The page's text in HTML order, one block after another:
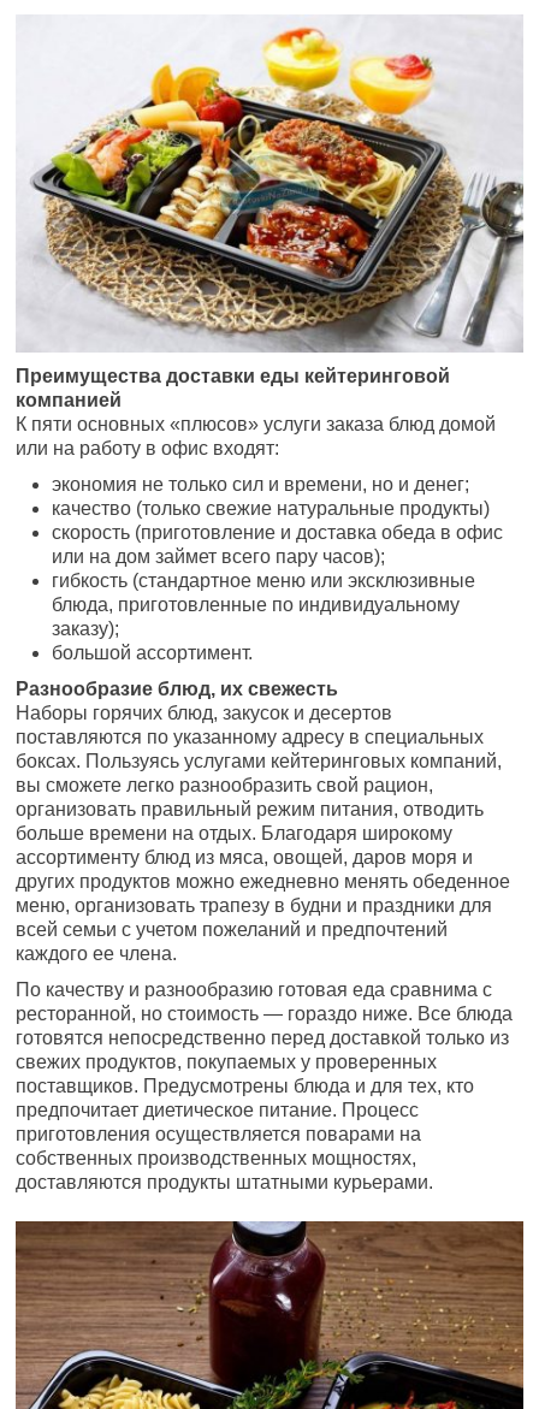
Преимущества доставки еды кейтеринговой
компанией
К пяти основных «плюсов» услуги заказа блюд домой
или на работу в офис входят:
экономия не только сил и времени, но и денег;
качество (только свежие натуральные продукты)
скорость (приготовление и доставка обеда в офис
или на дом займет всего пару часов);
гибкость (стандартное меню или эксклюзивные
блюда, приготовленные по индивидуальному
заказу);
большой ассортимент.
Разнообразие блюд, их свежесть
Наборы горячих блюд, закусок и десертов
поставляются по указанному адресу в специальных
боксах. Пользуясь услугами кейтеринговых компаний,
вы сможете легко разнообразить свой рацион,
организовать правильный режим питания, отводить
больше времени на отдых. Благодаря широкому
ассортименту блюд из мяса, овощей, даров моря и
других продуктов можно ежедневно менять обеденное
меню, организовать трапезу в будни и праздники для
всей семьи с учетом пожеланий и предпочтений
каждого ее члена.
По качеству и разнообразию готовая еда сравнима с
ресторанной, но стоимость — гораздо ниже. Все блюда
готовятся непосредственно перед доставкой только из
свежих продуктов, покупаемых у проверенных
поставщиков. Предусмотрены блюда и для тех, кто
предпочитает диетическое питание. Процесс
приготовления осуществляется поварами на
собственных производственных мощностях,
доставляются продукты штатными курьерами.